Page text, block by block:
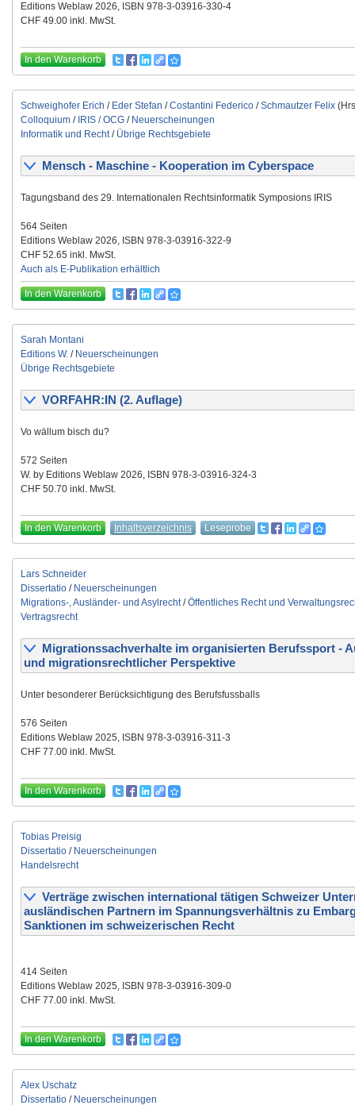
Editions Weblaw 2026, ISBN 978-3-03916-330-4
CHF 49.00 inkl. MwSt.
In den Warenkorb
Schweighofer Erich / Eder Stefan /Costantini Federico /Schmautzer Felix
Colloquium / IRIS / OCG / Neuerscheinungen
Informatik und Recht/ Übrige Rechtsgebiete
Mensch - Maschine - Kooperation im Cyberspace
Tagungsband des 29. Internationalen Rechtsinformatik Symposions IRIS
564 Seiten
Editions Weblaw 2026, ISBN 978-3-03916-322-9
CHF 52.65 inkl. MwSt.
Auch als E-Publikation erhältlich
In den Warenkorb
Sarah Montani
Editions W. / Neuerscheinungen
Übrige Rechtsgebiete
VORFAHR:IN (2. Auflage)
Vo wällum bisch du?
572 Seiten
W. by Editions Weblaw 2026, ISBN 978-3-03916-324-3
CHF 50.70 inkl. MwSt.
In den Warenkorb Inhaltsverzeichnis Leseprobe
Lars Schneider
Dissertatio / Neuerscheinungen
Migrations-, Ausländer- und Asylrecht/Öffentliches Recht und
Vertragsrecht
Migrationssachverhalte im organisierten Berufssport -
und migrationsrechtlicher Perspektive
Unter besonderer Berücksichtigung des Berufsfussballs
576 Seiten
Editions Weblaw 2025, ISBN 978-3-03916-311-3
CHF 77.00 inkl. MwSt.
In den Warenkorb
Tobias Preisig
Dissertatio / Neuerscheinungen
Handelsrecht
Verträge zwischen international tätigen Schweizer
ausländischen Partnern im Spannungsverhältnis zu
Sanktionen im schweizerischen Recht
414 Seiten
Editions Weblaw 2025, ISBN 978-3-03916-309-0
CHF 77.00 inkl. MwSt.
In den Warenkorb
Alex Uschatz
Dissertatio / Neuerscheinungen